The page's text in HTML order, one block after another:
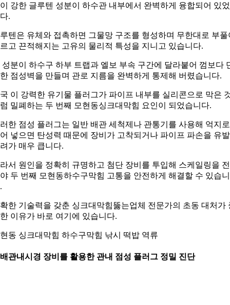
강한 글루텐 성분이 하수관 내부에서 완벽하게 융합되어 있
.
텐은 유체와 접촉하면 그물망 구조를 형성하며 무한대로 부풀
고 끈적해지는 고유의 물리적 특성을 지니고 있습니다.
성분이 하수구 하부 트랩과 엘보 부속 구간에 달라붙어 껌보다
점성벽을 만들며 관로 지름을 완벽하게 통제해 버렸습니다.
이 강력한 유기물 플러그가 파이프 내부를 실리콘으로 막은
밀폐하는 두 번째 모현동싱크대막힘 요인이 되었습니다.
한 점성 플러그는 일반 배관 세척제나 관통기를 사용해 억지로
넣으면 탄성력 때문에 장비가 고착되거나 파이프 파손을 유
가 매우 큽니다.
서 원인을 정확히 규명하고 첨단 장비를 투입해 스케일링을
두 번째 모현동하수구막힘 고통을 안전하게 해결할 수 있습니
한 기술력을 갖춘 싱크대막힘뚫는업체 전문가의 초동 대처가
이유가 바로 여기에 있습니다.
동 싱크대막힘 하수구막힘 낚시 떡밥 역류
관내시경 장비를 활용한 관내 점성 플러그 정밀 진단